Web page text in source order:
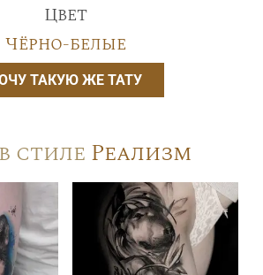
Цвет
Чёрно-белые
ТАКУЮ ЖЕ ТАТУ
стиле Реализм